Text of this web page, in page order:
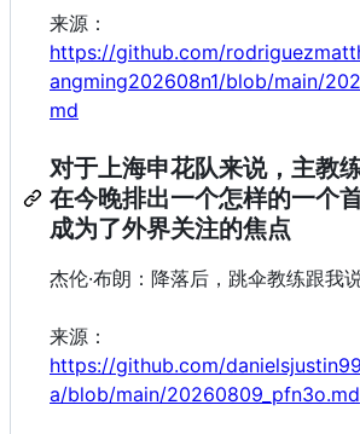
来源：
https://github.com/
angming202608n1/blob/main/
md
对于上海申花队来说，主教
在今晚排出一个怎样的一个
成为了外界关注的焦点
杰伦·布朗：降落后，跳伞教练跟我
来源：
https://github.com/
a/blob/main/20260809_pfn3o.md